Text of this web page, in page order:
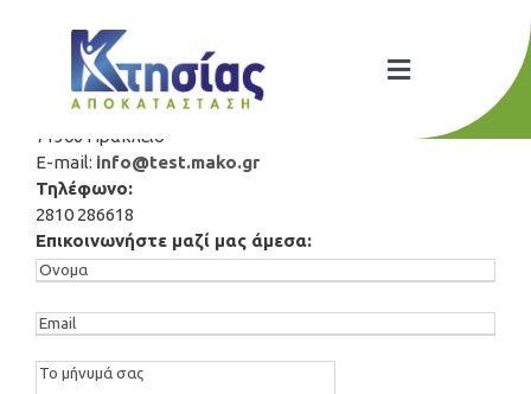
ΚΤΗΣΙΑΣ Αποκατάσταση
Μιχαήλ Πεδιώτη 3 , α’ όροφος (Δίπλα στα McDonald’s)
71306 Ηράκλειο
E-mail: info@test.mako.gr
Τηλέφωνο:
2810 286618
Επικοινωνήστε μαζί μας άμεσα: